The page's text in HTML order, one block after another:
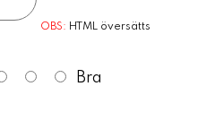
OBS: HTML översätts
Bra